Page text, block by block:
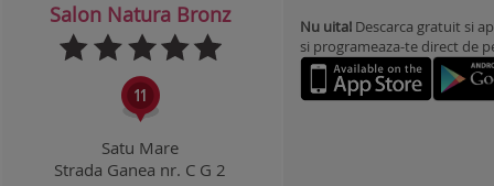
Salon Natura Bronz
Satu Mare
Strada Ganea nr. C G 2
Nu uita! Descarca gratuit si
si programeaza-te direct de